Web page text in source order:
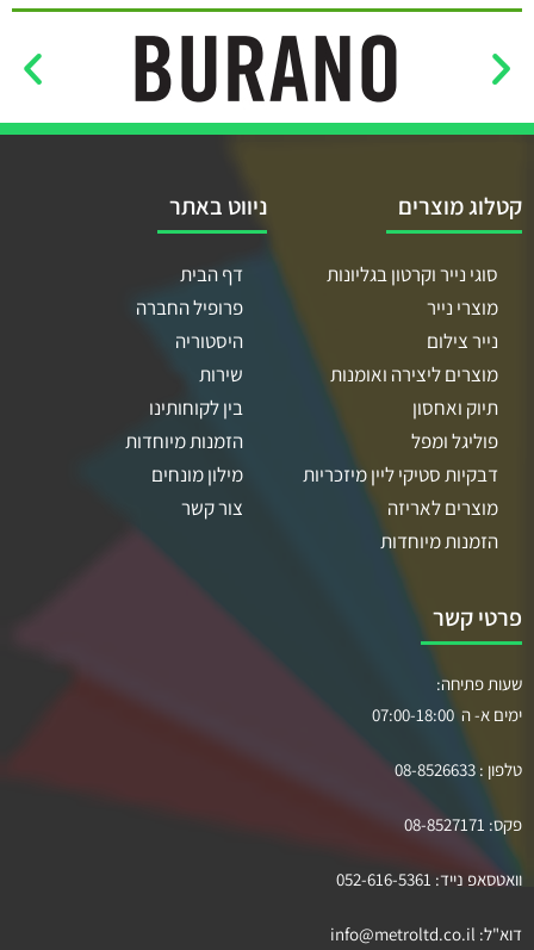
קטלוג מוצרים
סוגי נייר וקרטון בגליונות
מוצרי נייר
נייר צילום
מוצרים ליצירה ואומנות
תיוק ואחסון
פוליגל ומפל
דבקיות סטיקי ליין מיזכריות
מוצרים לאריזה
הזמנות מיוחדות
ניווט באתר
דף הבית
פרופיל החברה
היסטוריה
שירות
בין לקוחותינו
הזמנות מיוחדות
מילון מונחים
צור קשר
פרטי קשר
שעות פתיחה:
ימים א- ה 07:00-18:00
טלפון : 08-8526633
פקס: 08-8527171
וואטסאפ נייד: 052-616-5361
דוא"ל: info@metroltd.co.il